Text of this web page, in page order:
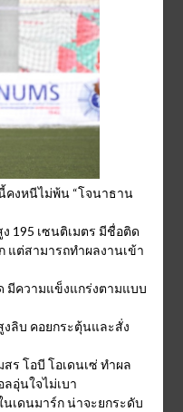
คงหนีไม่พ้น “โจนาธาน
195 เซนติเมตร มีชื่อติด
แต่สามารถทำผลงานเข้า
มีความแข็งแกร่งตามแบบ
ลิบ คอยกระตุ้นและสั่ง
ร โอบี โอเดนเซ่ ทำผล
อุ่นใจไม่เบา
เดนมาร์ก น่าจะยกระดับ